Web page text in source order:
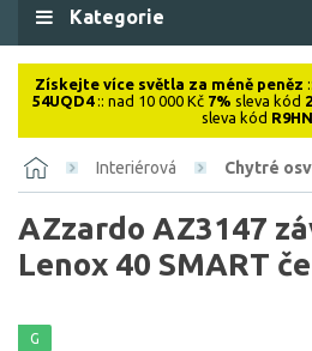
Kategorie
Získejte více světla za méně peněz
54UQD4:: nad 10 000 Kč 7% sleva kód
sleva kód
Interiérová Chytré
AZzardo AZ3147
Lenox 40 SMART
G